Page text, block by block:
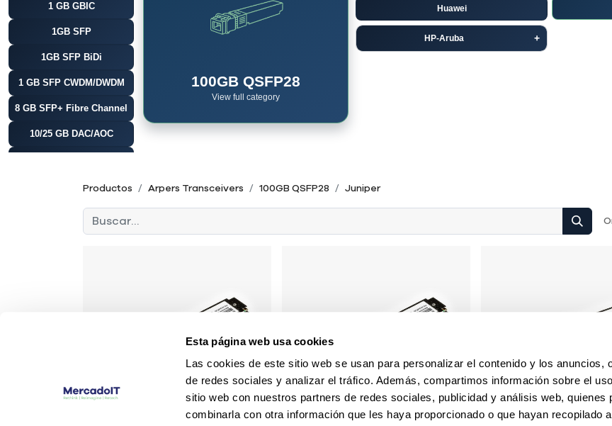
Esta página web usa cookies
Las cookies de este sitio web se usan para personalizar el contenido y los anuncios,
de redes sociales y analizar el tráfico. Además, compartimos información sobre el
sitio web con nuestros partners de redes sociales, publicidad y análisis web, quienes
combinarla con otra información que les haya proporcionado o que hayan recopilado
1 GB GBIC
1GB SFP
1GB SFP BiDi
1 GB SFP CWDM/DWDM
8 GB SFP+ Fibre Channel
10/25 GB DAC/AOC
10GB SFP+ BiDi
10 GB SFP+
CWDM/DWDM
10 GB X2
100 GB DAC/AOC
100GB QSFP28
View full category
Huawei
HP-Aruba
Productos Arpers Transceivers 100GB QSFP28 Juniper